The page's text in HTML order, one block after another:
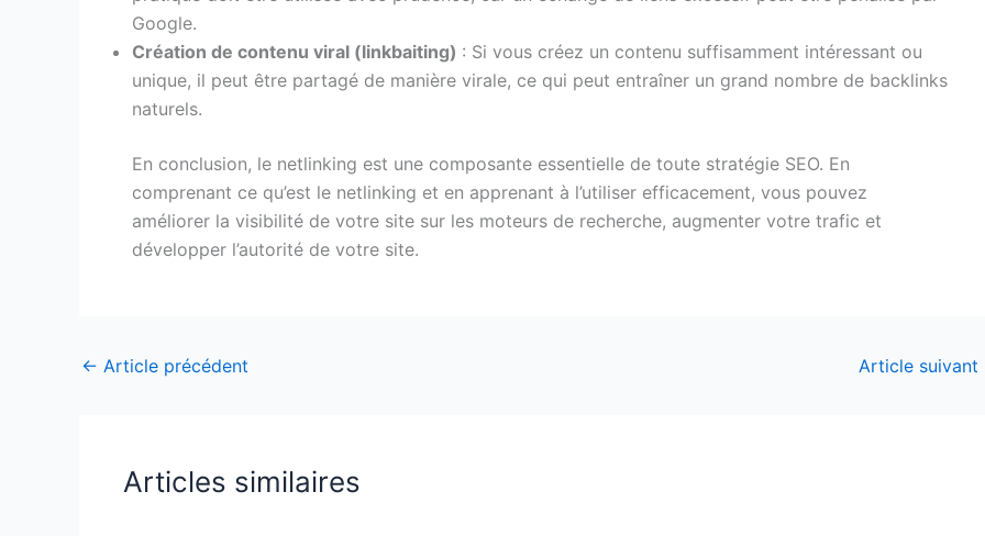
Google.
Création de contenu viral (linkbaiting) : Si vous créez un contenu suffisamment intéressant ou
unique, il peut être partagé de manière virale, ce qui peut entraîner un grand nombre de backlinks
naturels.
En conclusion, le netlinking est une composante essentielle de toute stratégie SEO. En
comprenant ce qu’est le netlinking et en apprenant à l’utiliser efficacement, vous pouvez
améliorer la visibilité de votre site sur les moteurs de recherche, augmenter votre trafic et
développer l’autorité de votre site.
← Article précédent Article suivant
Articles similaires